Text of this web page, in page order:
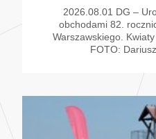
2026.08.01 DG –
obchodami 82.
Warszawskiego.
FOTO: